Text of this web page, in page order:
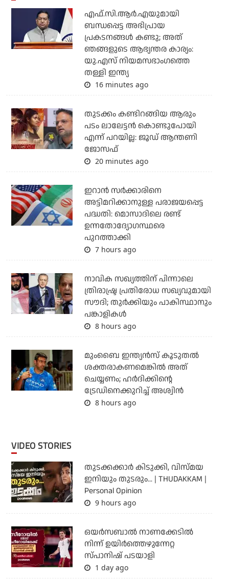
എഫ്.സി.ആര്‍.എയുമായി
ബന്ധപ്പെട്ട അഭിപ്രായ
പ്രകടനങ്ങള്‍ കണ്ടു; അത്
ഞങ്ങളുടെ ആഭ്യന്തര കാര്യം:
യു.എസ് നിയമസഭാംഗത്തെ
തള്ളി ഇന്ത്യ
16 minutes ago
തുടക്കം കണ്ടിറങ്ങിയ ആരും
പടം ലാലേട്ടൻ കൊണ്ടുപോയി
എന്ന് പറയില്ല: ജൂഡ് ആന്തണി
ജോസഫ്
20 minutes ago
ഇറാന്‍ സര്‍ക്കാരിനെ
അട്ടിമറിക്കാനുള്ള പരാജയപ്പെട്ട
പദ്ധതി: മൊസാദിലെ രണ്ട്
ഉന്നതോദ്യോഗസ്ഥരെ
പുറത്താക്കി
7 hours ago
നാവിക സഖ്യത്തിന് പിന്നാലെ
ത്രിരാഷ്ട്ര പ്രതിരോധ സഖ്യവുമായി
സൗദി; തുര്‍ക്കിയും പാകിസ്ഥാനും
പങ്കാളികള്‍
8 hours ago
മുംബൈ ഇന്ത്യന്‍സ് കൂടുതല്‍
ശക്തരാകണമെങ്കില്‍ അത്
ചെയ്യണം; ഹര്‍ദിക്കിന്റെ
ട്രേഡിനെക്കുറിച്ച് അശ്വിന്‍
8 hours ago
VIDEO STORIES
തുടക്കക്കാര്‍ കിടുക്കി, വിസ്മയ
ഇനിയും തുടരും... | THUDAKKAM |
Personal Opinion
9 hours ago
ഒയര്‍സബാൽ നാണക്കേടിൽ
നിന്ന് ഉയിർത്തെഴുന്നേറ്റ
സ്പാനിഷ് പടയാളി
1 day ago